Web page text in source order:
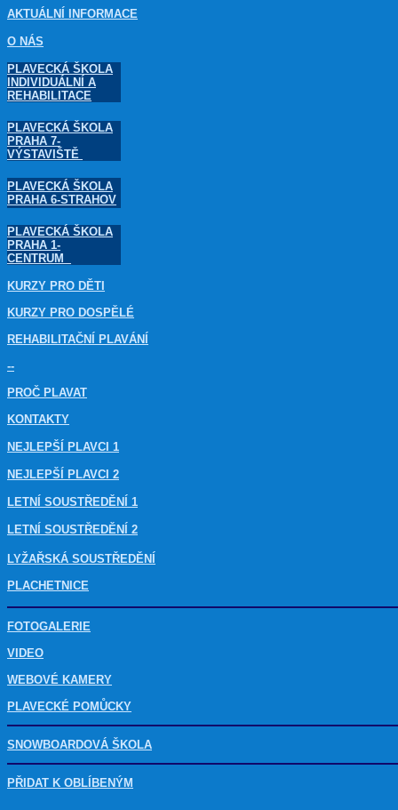
AKTUÁLNÍ INFORMACE
O NÁS
PLAVECKÁ ŠKOLA
INDIVIDUÁLNÍ A
REHABILITACE
PLAVECKÁ ŠKOLA
PRAHA 7-
VÝSTAVIŠTĚ
PLAVECKÁ ŠKOLA
PRAHA 6-STRAHOV
PLAVECKÁ ŠKOLA
PRAHA 1-
CENTRUM
KURZY PRO DĚTI
KURZY PRO DOSPĚLÉ
REHABILITAČNÍ PLAVÁNÍ
--
PROČ PLAVAT
KONTAKTY
NEJLEPŠÍ PLAVCI 1
NEJLEPŠÍ PLAVCI 2
LETNÍ SOUSTŘEDĚNÍ 1
LETNÍ SOUSTŘEDĚNÍ 2
LYŽAŘSKÁ SOUSTŘEDĚNÍ
PLACHETNICE
FOTOGALERIE
VIDEO
WEBOVÉ KAMERY
PLAVECKÉ POMŮCKY
SNOWBOARDOVÁ ŠKOLA
PŘIDAT K OBLÍBENÝM